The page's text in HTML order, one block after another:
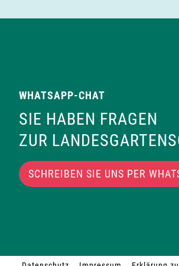
WHATSAPP-CHAT
SIE HABEN FRAGEN
ZUR
SCHREIBEN SIE UNS PER